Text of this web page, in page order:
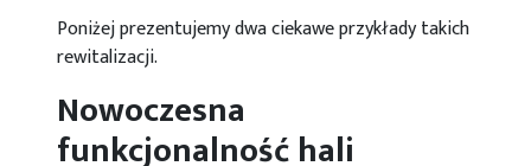
Poniżej prezentujemy dwa ciekawe przykłady takich
rewitalizacji.
Nowoczesna
funkcjonalność hali